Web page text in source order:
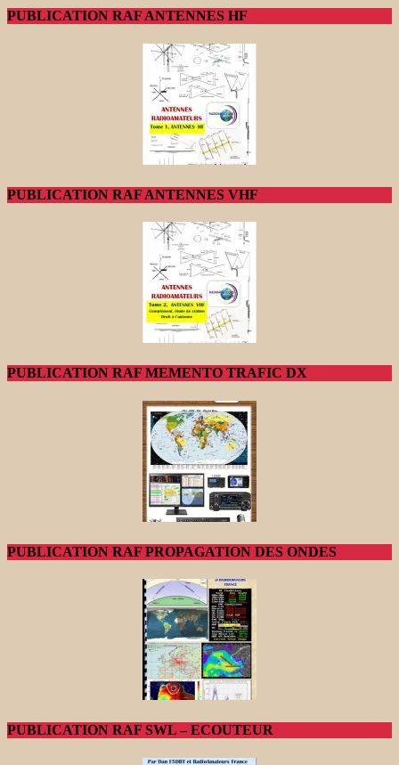
PUBLICATION RAF ANTENNES HF
PUBLICATION RAF ANTENNES VHF
PUBLICATION RAF MEMENTO TRAFIC DX
PUBLICATION RAF PROPAGATION DES ONDES
PUBLICATION RAF SWL – ECOUTEUR